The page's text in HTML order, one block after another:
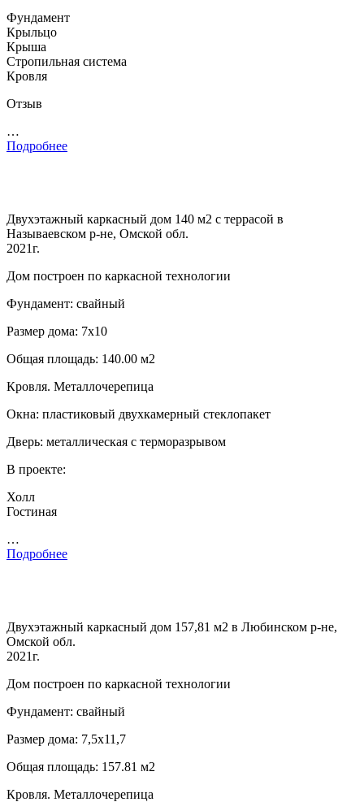
Фундамент
Крыльцо
Крыша
Стропильная система
Кровля
Отзыв
…
Подробнее
Двухэтажный каркасный дом 140 м2 с террасой в
Называевском р-не, Омской обл.
2021г.
Дом построен по каркасной технологии
Фундамент: свайный
Размер дома: 7х10
Общая площадь: 140.00 м2
Кровля. Металлочерепица
Окна: пластиковый двухкамерный стеклопакет
Дверь: металлическая с терморазрывом
В проекте:
Холл
Гостиная
…
Подробнее
Двухэтажный каркасный дом 157,81 м2 в Любинском р-не,
Омской обл.
2021г.
Дом построен по каркасной технологии
Фундамент: свайный
Размер дома: 7,5х11,7
Общая площадь: 157.81 м2
Кровля. Металлочерепица